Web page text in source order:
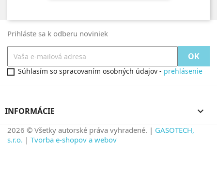
Prihláste sa k odberu noviniek
Súhlasím so spracovaním osobných údajov - prehlásenie
INFORMÁCIE 
2026 © Všetky autorské práva vyhradené. | GASOTECH,
s.r.o. | Tvorba e-shopov a webov